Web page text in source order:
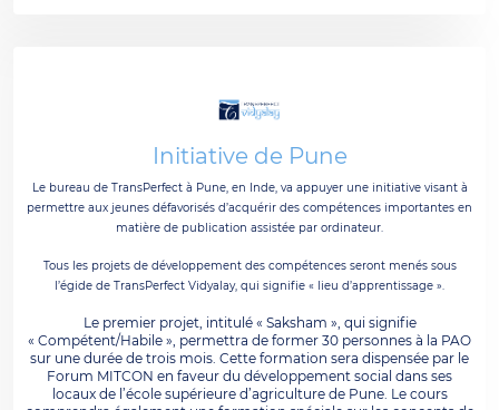
Initiative de Pune
Le bureau de TransPerfect à Pune, en Inde, va appuyer une initiative visant à
permettre aux jeunes défavorisés d’acquérir des compétences importantes en
matière de publication assistée par ordinateur.
Tous les projets de développement des compétences seront menés sous
l’égide de TransPerfect Vidyalay, qui signifie « lieu d’apprentissage ».
Le premier projet, intitulé « Saksham », qui signifie
« Compétent/Habile », permettra de former 30 personnes à la PAO
sur une durée de trois mois. Cette formation sera dispensée par le
Forum MITCON en faveur du développement social dans ses
locaux de l’école supérieure d’agriculture de Pune. Le cours